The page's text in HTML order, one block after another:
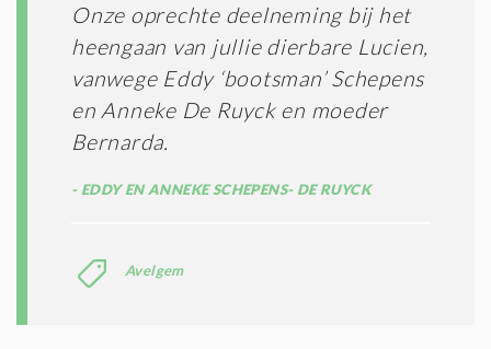
Onze oprechte deelneming bij het
heengaan van jullie dierbare Lucien,
vanwege Eddy ‘bootsman’ Schepens
en Anneke De Ruyck en moeder
Bernarda.
EDDY EN ANNEKE SCHEPENS- DE RUYCK
Avelgem